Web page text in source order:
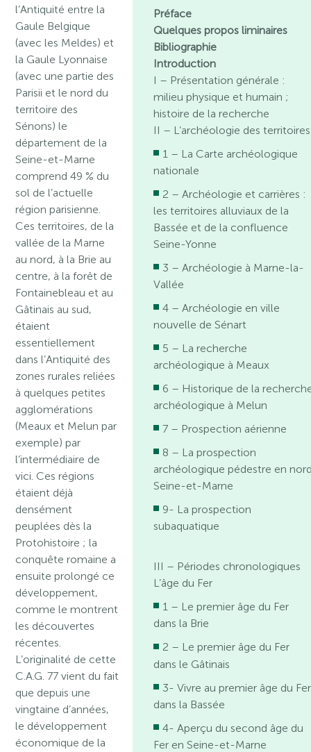
l’Antiquité entre la
Gaule Belgique
(avec les Meldes) et
la Gaule Lyonnaise
(avec une partie des
Parisii et le nord du
territoire des
Sénons) le
département de la
Seine-et-Marne
comprend 49 % du
sol de l’actuelle
région parisienne.
Ces territoires, de la
vallée de la Marne
au nord, à la Brie au
centre, à la forêt de
Fontainebleau et au
Gâtinais au sud,
étaient
essentiellement
dans l’Antiquité des
zones rurales reliées
à quelques petites
agglomérations
(Meaux et Melun par
exemple) par
l’intermédiaire de
vici. Ces régions
étaient déjà
densément
peuplées dès la
Protohistoire ; la
conquête romaine a
ensuite prolongé ce
développement,
comme le montrent
les découvertes
récentes.
L’originalité de cette
C.A.G. 77 vient du fait
que depuis une
vingtaine d’années,
le développement
économique de la
Préface
Quelques propos liminaires
Bibliographie
Introduction
I – Présentation générale :
milieu physique et humain ;
histoire de la recherche
II – L’archéologie des territoires
1 – La Carte archéologique
nationale
2 – Archéologie et carrières :
les territoires alluviaux de la
Bassée et de la confluence
Seine-Yonne
3 – Archéologie à Marne-la-
Vallée
4 – Archéologie en ville
nouvelle de Sénart
5 – La recherche
archéologique à Meaux
6 – Historique de la
archéologique à Melun
7 – Prospection aérienne
8 – La prospection
archéologique pédestre en
Seine-et-Marne
9- La prospection
subaquatique
III – Périodes chronologiques
L’âge du Fer
1 – Le premier âge du Fer
dans la Brie
2 – Le premier âge du Fer
dans le Gâtinais
3- Vivre au premier âge du Fer
dans la Bassée
4- Aperçu du second âge du
Fer en Seine-et-Marne